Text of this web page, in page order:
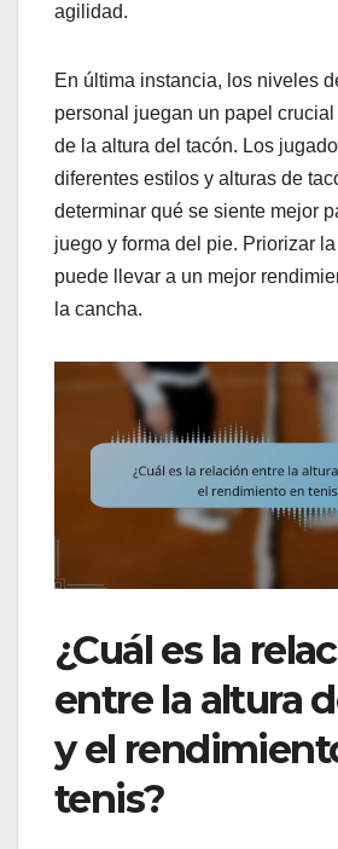
agilidad.
En última instancia, los niveles
personal juegan un papel
de la altura del tacón. Los
diferentes estilos y alturas de
determinar qué se siente mejor
juego y forma del pie. Priorizar
puede llevar a un mejor
la cancha.
¿Cuál es la
entre la altura
y el
tenis?